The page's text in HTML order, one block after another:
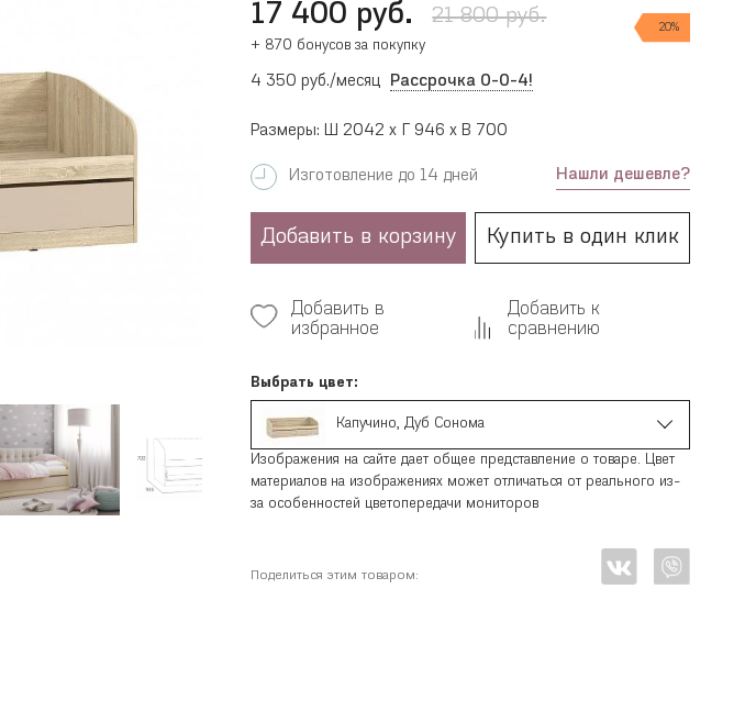
17 400 руб. 21 800 руб.
20%
+ 870 бонусов за покупку
4 350 руб./месяц Рассрочка 0-0-4!
Размеры: Ш 2042 x Г 946 x В 700
Изготовление до 14 дней Нашли дешевле?
Добавить в корзину Купить в один клик
Добавить в
избранное
Добавить к
сравнению
Выбрать цвет:
Капучино, Дуб Сонома
Изображения на сайте дает общее представление о товаре. Цвет
материалов на изображениях может отличаться от реального из-
за особенностей цветопередачи мониторов
Поделиться этим товаром: